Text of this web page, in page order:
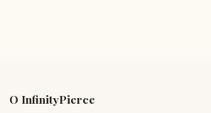
O InfinityPierce